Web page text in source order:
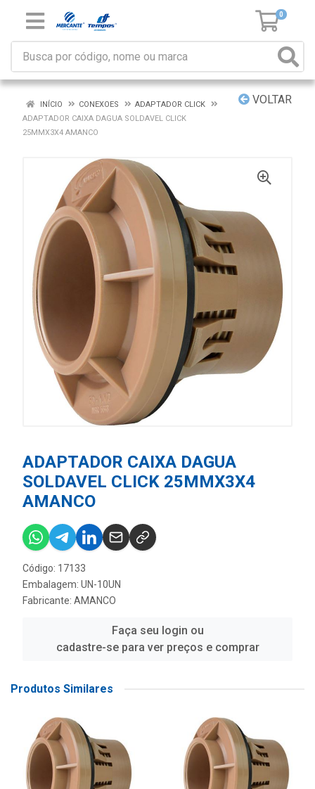
0
VOLTAR
INÍCIO CONEXOES
ADAPTADOR CLICK
ADAPTADOR CAIXA DAGUA SOLDAVEL CLICK
25MMX3X4 AMANCO
ADAPTADOR CAIXA DAGUA
SOLDAVEL CLICK 25MMX3X4
AMANCO
Código: 17133
Embalagem: UN-10UN
Fabricante: AMANCO
Faça seu login ou
cadastre-se para ver preços e comprar
Produtos Similares